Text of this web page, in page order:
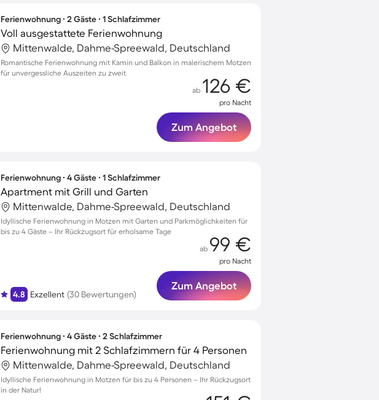
Ferienwohnung ∙ 2 Gäste ∙ 1 Schlafzimmer
Voll ausgestattete Ferienwohnung
Mittenwalde, Dahme-Spreewald, Deutschland
Romantische Ferienwohnung mit Kamin und Balkon in malerischem Motzen
für unvergessliche Auszeiten zu zweit
ab 126 €
pro Nacht
Zum Angebot
Ferienwohnung ∙ 4 Gäste ∙ 1 Schlafzimmer
Apartment mit Grill und Garten
Mittenwalde, Dahme-Spreewald, Deutschland
Idyllische Ferienwohnung in Motzen mit Garten und Parkmöglichkeiten für
bis zu 4 Gäste – Ihr Rückzugsort für erholsame Tage
4.8 Exzellent (30 Bewertungen)
ab 99 €
pro Nacht
Zum Angebot
Ferienwohnung ∙ 4 Gäste ∙ 2 Schlafzimmer
Ferienwohnung mit 2 Schlafzimmern für 4 Personen
Mittenwalde, Dahme-Spreewald, Deutschland
Idyllische Ferienwohnung in Motzen für bis zu 4 Personen – Ihr Rückzugsort
in der Natur!